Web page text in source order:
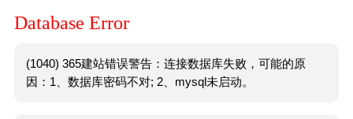
Database Error
(1040) 365建站错误警告：连接数据库失败，可能的原
因：1、数据库密码不对; 2、mysql未启动。